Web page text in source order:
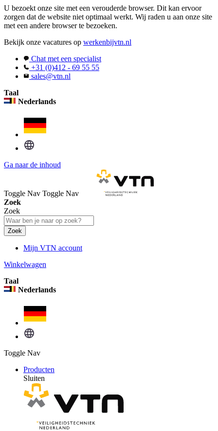
U bezoekt onze site met een verouderde browser. Dit kan ervoor
zorgen dat de website niet optimaal werkt. Wij raden u aan onze site
met een andere browser te bezoeken.
Bekijk onze vacatures op werkenbijvtn.nl
Chat met een specialist
+31 (0)412 - 69 55 55
sales@vtn.nl
Taal
Nederlands
Ga naar de inhoud
Toggle Nav Toggle Nav
Zoek
Zoek
Zoek
Mijn VTN account
Winkelwagen
Taal
Nederlands
Toggle Nav
Producten
Sluiten